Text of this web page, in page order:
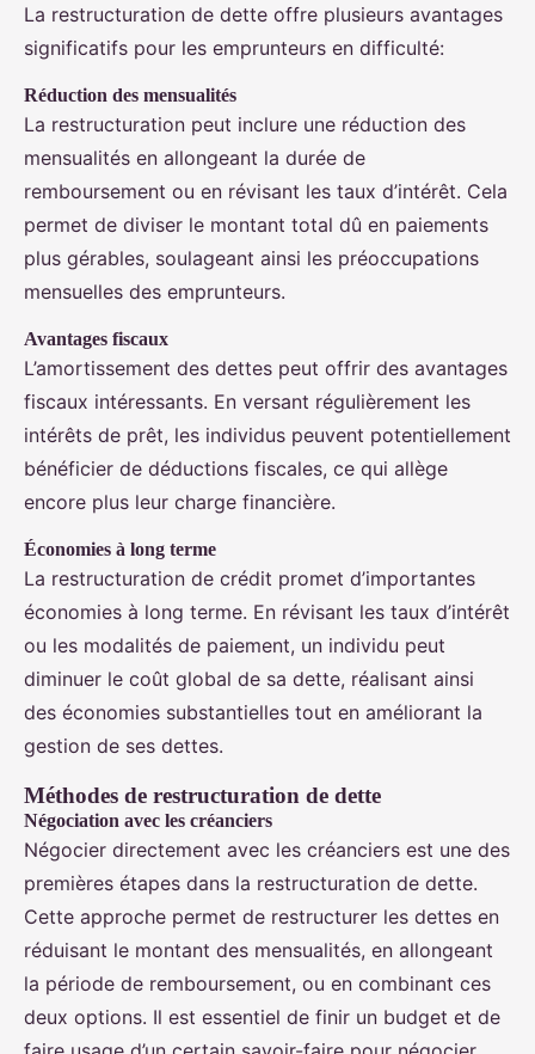
La restructuration de dette offre plusieurs avantages
significatifs pour les emprunteurs en difficulté:
Réduction des mensualités
La restructuration peut inclure une réduction des
mensualités en allongeant la durée de
remboursement ou en révisant les taux d’intérêt. Cela
permet de diviser le montant total dû en paiements
plus gérables, soulageant ainsi les préoccupations
mensuelles des emprunteurs.
Avantages fiscaux
L’amortissement des dettes peut offrir des avantages
fiscaux intéressants. En versant régulièrement les
intérêts de prêt, les individus peuvent potentiellement
bénéficier de déductions fiscales, ce qui allège
encore plus leur charge financière.
Économies à long terme
La restructuration de crédit promet d’importantes
économies à long terme. En révisant les taux d’intérêt
ou les modalités de paiement, un individu peut
diminuer le coût global de sa dette, réalisant ainsi
des économies substantielles tout en améliorant la
gestion de ses dettes.
Méthodes de restructuration de dette
Négociation avec les créanciers
Négocier directement avec les créanciers est une des
premières étapes dans la restructuration de dette.
Cette approche permet de restructurer les dettes en
réduisant le montant des mensualités, en allongeant
la période de remboursement, ou en combinant ces
deux options. Il est essentiel de finir un budget et de